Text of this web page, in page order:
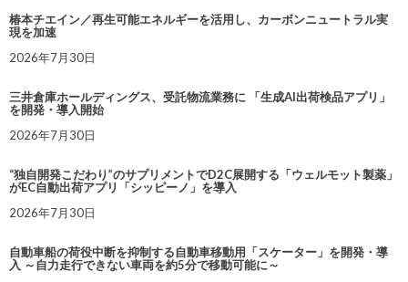
椿本チエイン／再生可能エネルギーを活用し、カーボンニュートラル実
現を加速
2026年7月30日
三井倉庫ホールディングス、受託物流業務に 「生成AI出荷検品アプリ」
を開発・導入開始
2026年7月30日
“独自開発こだわり”のサプリメントでD2C展開する「ウェルモット製薬」
がEC自動出荷アプリ「シッピーノ」を導入
2026年7月30日
自動車船の荷役中断を抑制する自動車移動用「スケーター」を開発・導
入 ～自力走行できない車両を約5分で移動可能に～